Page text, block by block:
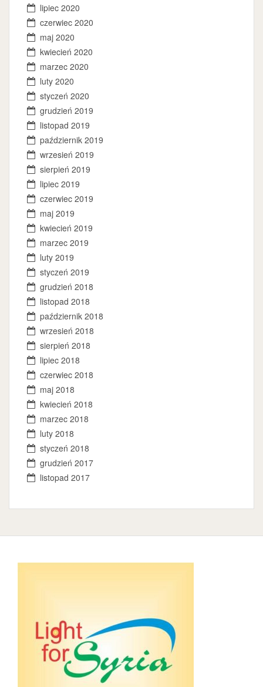
lipiec 2020
czerwiec 2020
maj 2020
kwiecień 2020
marzec 2020
luty 2020
styczeń 2020
grudzień 2019
listopad 2019
październik 2019
wrzesień 2019
sierpień 2019
lipiec 2019
czerwiec 2019
maj 2019
kwiecień 2019
marzec 2019
luty 2019
styczeń 2019
grudzień 2018
listopad 2018
październik 2018
wrzesień 2018
sierpień 2018
lipiec 2018
czerwiec 2018
maj 2018
kwiecień 2018
marzec 2018
luty 2018
styczeń 2018
grudzień 2017
listopad 2017